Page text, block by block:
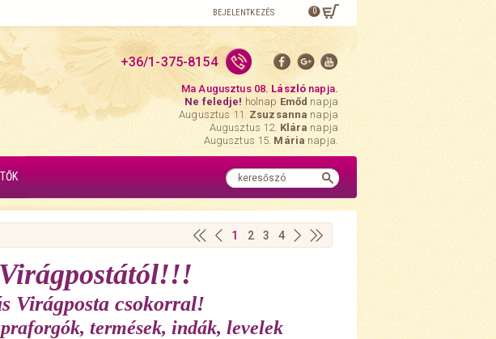
BEJELENTKEZÉS 0
+36/1-375-8154
Ma Augusztus 08.László napja.
Ne feledje! holnapEmődnapja
Augusztus 11. Zsuzsannanapja
Augusztus 12.Kláranapja
Augusztus 15.Mária napja.
1 2 3 4
Virágposta csokorral!
termések, indák, levelek